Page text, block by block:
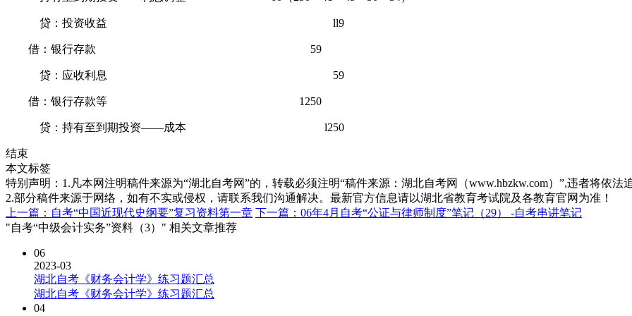
贷：投资收益 ll9
借：银行存款 59
贷：应收利息 59
借：银行存款等 1250
贷：持有至到期投资——成本 l250
结束
本文标签
特别声明：1.凡本网注明稿件来源为“湖北自考网”的，转载必须注明“稿件来源：湖北自考网（www.hbzkw.com）”,违者将依法
2.部分稿件来源于网络，如有不实或侵权，请联系我们沟通解决。最新官方信息请以湖北省教育考试院及各教育官网为准！
上一篇：自考“中国近现代史纲要”复习资料第一章 下一篇：06年4月自考“公证与律师制度”笔记（29） -自考串讲笔记
"自考“中级会计实务”资料（3）" 相关文章推荐
06
2023-03
湖北自考《财务会计学》练习题汇总
湖北自考《财务会计学》练习题汇总
04